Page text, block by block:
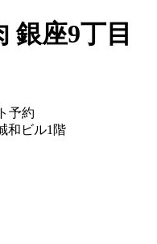
銀座9丁目
予約
和ビル1階